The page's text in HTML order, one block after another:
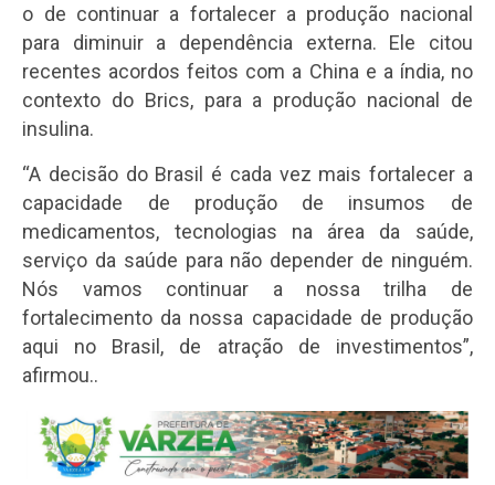
o de continuar a fortalecer a produção nacional
para diminuir a dependência externa. Ele citou
recentes acordos feitos com a China e a índia, no
contexto do Brics, para a produção nacional de
insulina.
“A decisão do Brasil é cada vez mais fortalecer a
capacidade de produção de insumos de
medicamentos, tecnologias na área da saúde,
serviço da saúde para não depender de ninguém.
Nós vamos continuar a nossa trilha de
fortalecimento da nossa capacidade de produção
aqui no Brasil, de atração de investimentos”,
afirmou..